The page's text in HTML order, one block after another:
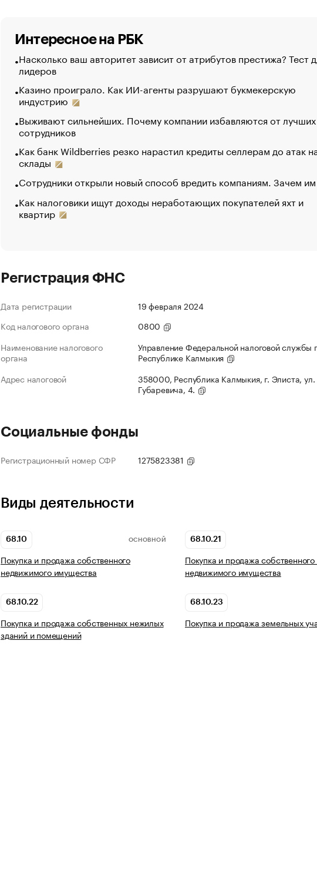
Интересное на РБК
Насколько ваш авторитет зависит от атрибутов престижа? Тест
лидеров
Казино проиграло. Как ИИ-агенты разрушают букмекерскую
индустрию
Выживают сильнейших. Почему компании избавляются от лучших
сотрудников
Как банк Wildberries резко нарастил кредиты селлерам до атак
склады
Сотрудники открыли новый способ вредить компаниям. Зачем
Как налоговики ищут доходы неработающих покупателей яхт и
квартир
Регистрация ФНС
Дата регистрации
19 февраля 2024
Код налогового органа
0800
Наименование налогового
органа
Управление Федеральной налоговой службы
Республике Калмыкия
Адрес налоговой
358000, Республика Калмыкия, г. Элиста, ул.
Губаревича, 4.
Социальные фонды
Регистрационный номер СФР 1275823381
Виды деятельности
68.10 ОСНОВНОЙ
Покупка и продажа собственного
недвижимого имущества
68.10.21
Покупка и продажа
недвижимого имущества
68.10.22
Покупка и продажа собственных нежилых
зданий и помещений
68.10.23
Покупка и продажа земельных